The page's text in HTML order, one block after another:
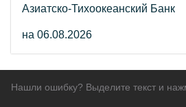
Азиатско-Тихоокеанский Банк
на 06.08.2026
Нашли ошибку? Выделите текст и